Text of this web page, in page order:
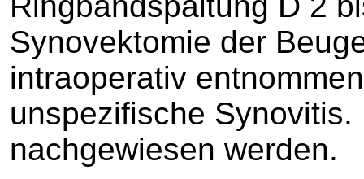
Synovektomie der
intraoperativ
unspezifische
nachgewiesen werden.